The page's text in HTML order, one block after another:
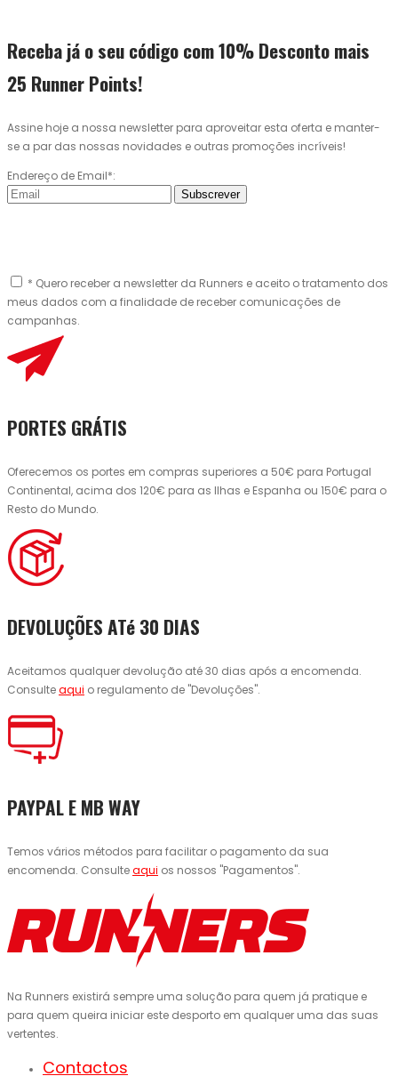
Receba já o seu código com 10% Desconto mais
25 Runner Points!
Assine hoje a nossa newsletter para aproveitar esta oferta e manter-
se a par das nossas novidades e outras promoções incríveis!
Endereço de Email*:
Subscrever
* Quero receber a newsletter da Runners e aceito o tratamento dos
meus dados com a finalidade de receber comunicações de
campanhas.
PORTES GRÁTIS
Oferecemos os portes em compras superiores a 50€ para Portugal
Continental, acima dos 120€ para as Ilhas e Espanha ou 150€ para o
Resto do Mundo.
DEVOLUÇÕES ATé 30 DIAS
Aceitamos qualquer devolução até 30 dias após a encomenda.
Consulteaqui o regulamento de "Devoluções".
PAYPAL E MB WAY
Temos vários métodos para facilitar o pagamento da sua
encomenda. Consulteaqui os nossos "Pagamentos".
Na Runners existirá sempre uma solução para quem já pratique e
para quem queira iniciar este desporto em qualquer uma das suas
vertentes.
Contactos